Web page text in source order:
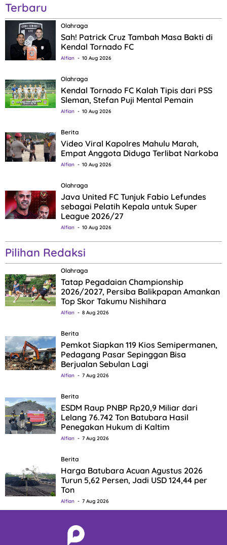
Terbaru
Olahraga
Sah! Patrick Cruz Tambah Masa Bakti di
Kendal Tornado FC
Alfian 10 Aug 2026
Olahraga
Kendal Tornado FC Kalah Tipis dari PSS
Sleman, Stefan Puji Mental Pemain
Alfian 10 Aug 2026
Berita
Video Viral Kapolres Mahulu Marah,
Empat Anggota Diduga Terlibat Narkoba
Alfian 10 Aug 2026
Olahraga
Java United FC Tunjuk Fabio Lefundes
sebagai Pelatih Kepala untuk Super
League 2026/27
Alfian 10 Aug 2026
Pilihan Redaksi
Olahraga
Tatap Pegadaian Championship
2026/2027, Persiba Balikpapan Amankan
Top Skor Takumu Nishihara
Alfian 8 Aug 2026
Berita
Pemkot Siapkan 119 Kios Semipermanen,
Pedagang Pasar Sepinggan Bisa
Berjualan Sebulan Lagi
Alfian 7 Aug 2026
Berita
ESDM Raup PNBP Rp20,9 Miliar dari
Lelang 76.742 Ton Batubara Hasil
Penegakan Hukum di Kaltim
Alfian 7 Aug 2026
Berita
Harga Batubara Acuan Agustus 2026
Turun 5,62 Persen, Jadi USD 124,44 per
Ton
Alfian 7 Aug 2026